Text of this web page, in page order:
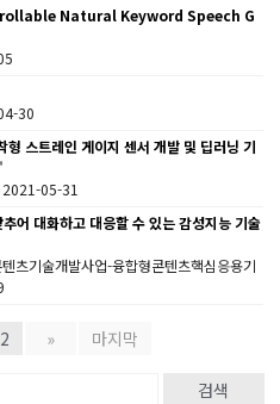
Natural Keyword Speech G
30
스트레인 게이지 센서 개발 및 딥러닝 기
05-31
어 대화하고 대응할 수 있는 감성지능 기술
츠기술개발사업-융합형콘텐츠핵심응용기
2 » 마지막
검색